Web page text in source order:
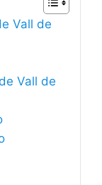
Vall de
Vall de